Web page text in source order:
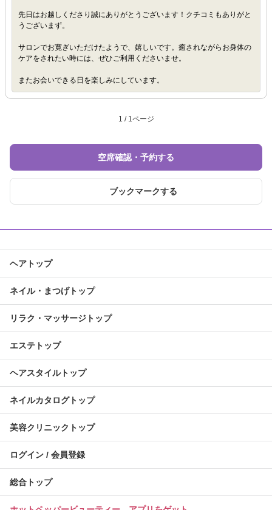
先日はお越しくださり誠にありがとうございます！クチコミもありがと
うございまず。
サロンでお寛ぎいただけたようで、嬉しいです。癒されながらお身体の
ケアをされたい時には、ぜひご利用くださいませ。
またお会いできる日を楽しみにしています。
1 / 1ページ
空席確認・予約する
ブックマークする
ヘアトップ
ネイル・まつげトップ
リラク・マッサージトップ
エステトップ
ヘアスタイルトップ
ネイルカタログトップ
美容クリニックトップ
ログイン / 会員登録
総合トップ